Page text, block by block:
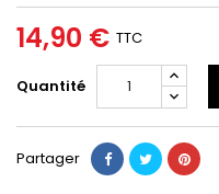
14,90 € TTC
Quantité
Partager